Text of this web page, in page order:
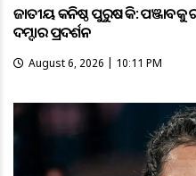
ଜାତୀୟ କନିଷ୍ଠ ପୁରୁଷ ହକି: ପଞ୍ଜାବକୁ
ଦମ୍ଦାର ପ୍ରଦର୍ଶନ
August 6, 2026 | 10:11 PM